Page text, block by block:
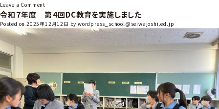
Leave a Comment
n
バ
レ
部
全
国
令和７年度 第４回DC教育を実施しました
Posted on 2025年12月12日 bywordpress_school@seiwajoshi.ed.jp